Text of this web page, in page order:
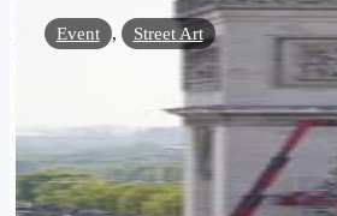
Event , Street Art